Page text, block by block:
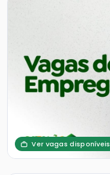
Ver vagas disponíveis